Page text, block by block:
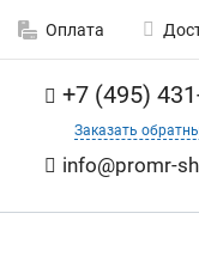
Оплата
+7 (495)
Заказать
info@promr-